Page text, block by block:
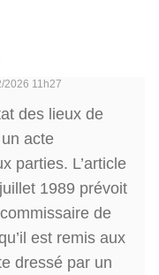
2026 11h27
des lieux de
acte
parties. L’article
1989 prévoit
de
est remis aux
dressé par un